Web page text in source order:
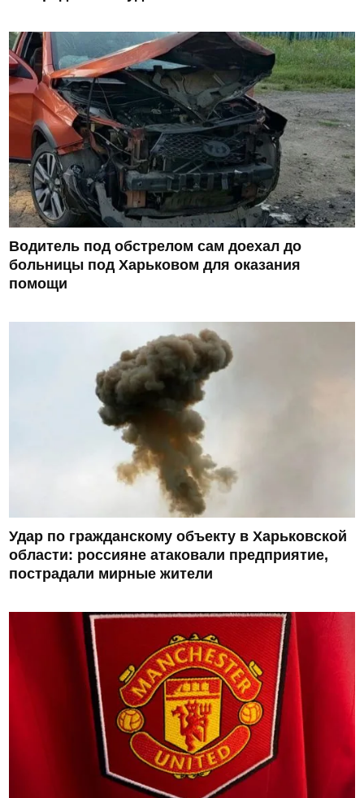
Водитель под обстрелом сам доехал до
больницы под Харьковом для оказания
помощи
Удар по гражданскому объекту в Харьковской
области: россияне атаковали предприятие,
пострадали мирные жители